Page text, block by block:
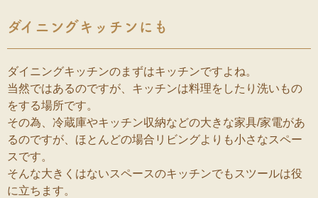
ダイニングキッチンにも
ダイニングキッチンのまずはキッチンですよね。
当然ではあるのですが、キッチンは料理をしたり洗いもの
をする場所です。
その為、冷蔵庫やキッチン収納などの大きな家具/家電があ
るのですが、ほとんどの場合リビングよりも小さなスペー
スです。
そんな大きくはないスペースのキッチンでもスツールは役
に立ちます。